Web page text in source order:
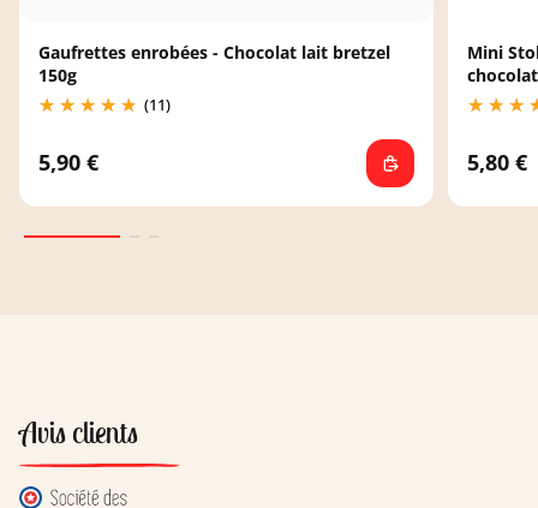
Gaufrettes enrobées - Chocolat lait bretzel
150g
(11)
5,90 €
Mini
5,80 €
Avis clients